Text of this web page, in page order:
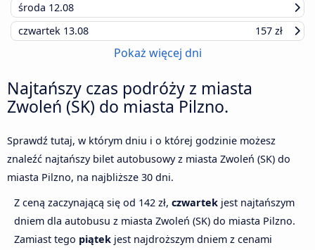
środa 12.08
czwartek 13.08 157 zł
Pokaż więcej dni
Najtańszy czas podróży z miasta
Zwoleń (SK) do miasta Pilzno.
Sprawdź tutaj, w którym dniu i o której godzinie możesz
znaleźć najtańszy bilet autobusowy z miasta Zwoleń (SK) do
miasta Pilzno, na najbliższe 30 dni.
Z ceną zaczynającą się od 142 zł, czwartek jest najtańszym
dniem dla autobusu z miasta Zwoleń (SK) do miasta Pilzno.
Zamiast tego piątek jest najdroższym dniem z cenami